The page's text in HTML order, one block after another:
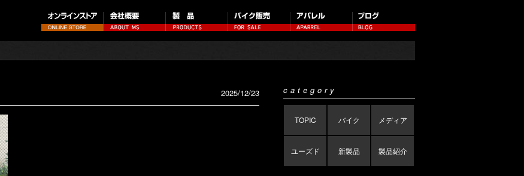
2025/12/23 category
TOPIC バイク メディア
ユーズド 新製品 製品紹介